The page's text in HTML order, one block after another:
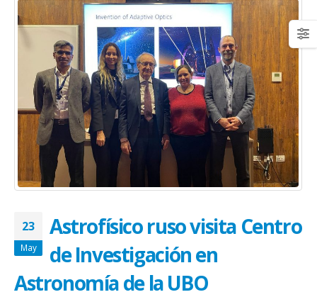
23
May
Astrofísico ruso visita Centro
de Investigación en
Astronomía de la UBO